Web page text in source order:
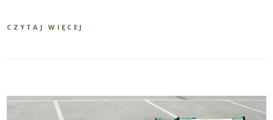
CZYTAJ WIĘCEJ